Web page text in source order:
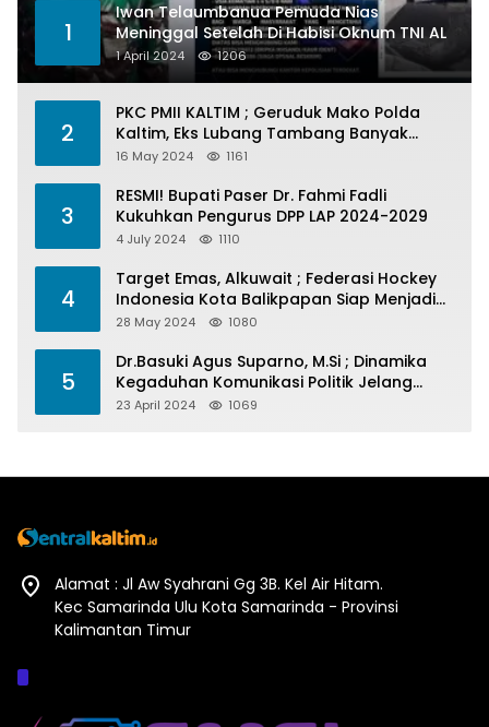
1
Iwan Telaumbanua Pemuda Nias
Meninggal Setelah Di Habisi Oknum TNI AL
1 April 2024 1206
2
PKC PMII KALTIM ; Geruduk Mako Polda
Kaltim, Eks Lubang Tambang Banyak
Menelan Korban
16 May 2024 1161
3
RESMI! Bupati Paser Dr. Fahmi Fadli
Kukuhkan Pengurus DPP LAP 2024-2029
4 July 2024 1110
4
Target Emas, Alkuwait ; Federasi Hockey
Indonesia Kota Balikpapan Siap Menjadi
Barometer Prestasi Di Kaltim
28 May 2024 1080
5
Dr.Basuki Agus Suparno, M.Si ; Dinamika
Kegaduhan Komunikasi Politik Jelang
Pesta Politik 2024
23 April 2024 1069
Alamat : Jl Aw Syahrani Gg 3B. Kel Air Hitam.
Kec Samarinda Ulu Kota Samarinda - Provinsi
Kalimantan Timur